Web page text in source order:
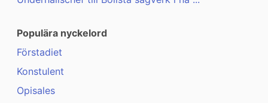
Populära nyckelord
Förstadiet
Konstulent
Opisales